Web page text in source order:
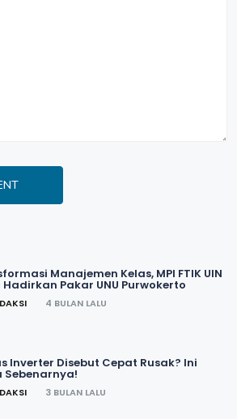
Manajemen Kelas, MPI FTIK UIN
Hadirkan Pakar UNU Purwokerto
4 BULAN LALU
Inverter Disebut Cepat Rusak? Ini
Sebenarnya!
3 BULAN LALU